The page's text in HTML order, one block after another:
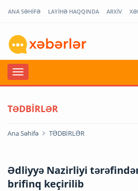
ANA SƏHİFƏ LAYİHƏ HAQQINDA ARXİV
TƏDBİRLƏR
Ana Səhifə TƏDBİRLƏR
Ədliyyə Nazirliyi
brifinq keçirilib